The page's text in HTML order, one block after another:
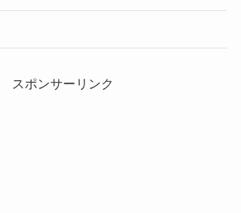
スポンサーリンク